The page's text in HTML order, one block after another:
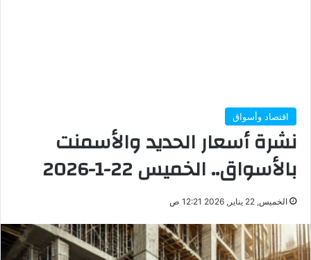
اقتصاد وأسواق
نشرة أسعار الحديد والأسمنت
بالأسواق.. الخميس 22-1-2026
الخميس, 22 يناير, 2026 12:21 ص